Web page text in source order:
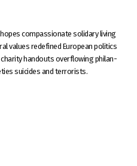
compassionate solidary living
values redefined European politics
handouts overflowing philan-
suicides and terrorists.